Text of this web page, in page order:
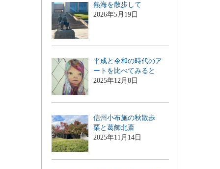
熱海を散歩して
2026年5月19日
平成と令和の時代のア
ートを比べてみると
2025年12月8日
信州小布施の秋散歩
栗と葛飾北斎
2025年11月14日